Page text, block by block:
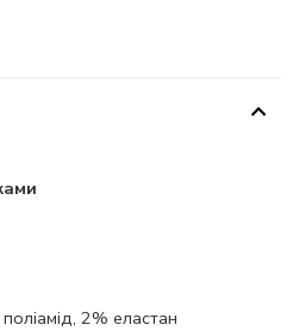
2% еластан